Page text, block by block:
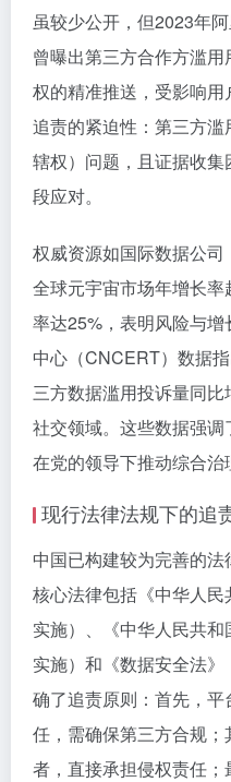
虽较少公开，但2023年
曾曝出第三方合作方滥
权的精准推送，受影响
追责的紧迫性：第三方
辖权）问题，且证据收
段应对。
权威资源如国际数据公司
全球元宇宙市场年增长
率达25%，表明风险与
中心（CNCERT）数据
三方数据滥用投诉量同
社交领域。这些数据强
在党的领导下推动综合治
现行法律法规下的追
中国已构建较为完善的法
核心法律包括《中华人
实施）、《中华人民共
实施）和《数据安全法
确了追责原则：首先，
任，需确保第三方合规
者，直接承担侵权责任